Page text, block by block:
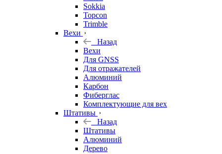
Sokkia
Topcon
Trimble
Вехи
Назад
Вехи
Для GNSS
Для отражателей
Алюминий
Карбон
Фиберглас
Комплектующие для вех
Штативы
Назад
Штативы
Алюминий
Дерево